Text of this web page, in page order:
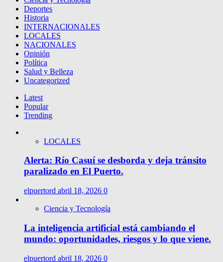
Deportes
Historia
INTERNACIONALES
LOCALES
NACIONALES
Opinión
Política
Salud y Belleza
Uncategorized
Latest
Popular
Trending
LOCALES
Alerta: Río Casuí se desborda y deja tránsito
paralizado en El Puerto.
elpuertord abril 18, 2026 0
Ciencia y Tecnología
La inteligencia artificial está cambiando el
mundo: oportunidades, riesgos y lo que viene.
elpuertord abril 18, 2026 0